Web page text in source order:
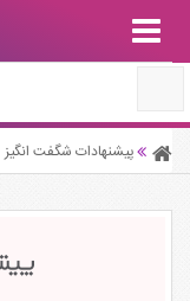
پیشنهادات شگفت انگیز